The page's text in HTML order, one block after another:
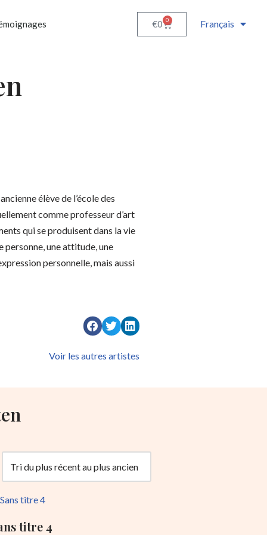
€0 0 Français
élève de l’école des
comme professeur d’art
qui se produisent dans la vie
personne, une attitude, une
personnelle, mais aussi
Voir les autres artistes
titre 4